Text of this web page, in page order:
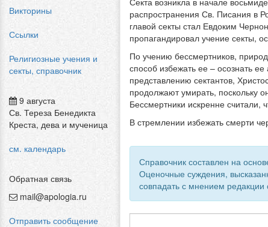
Викторины
Ссылки
Религиозные учения и
секты, справочник
9 августа
Св. Тереза Бенедикта
Креста, дева и мученица
см. календарь
Обратная связь
mail@apologia.ru
Отправить сообщение
распространения Св. Писания в
главой секты стал Евдоким
пропагандировал учение секты,
По учению бессмертников,
способ избежать ее – осознать
представлению сектантов,
продолжают умирать, поскольку
Бессмертники искренне считали,
В стремлении избежать смерти
Справочник составлен на
Оценочные суждения,
совпадать с мнением редакции